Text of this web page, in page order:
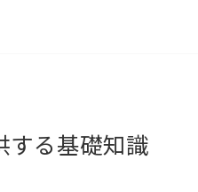
する基礎知識